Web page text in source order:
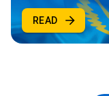
READ